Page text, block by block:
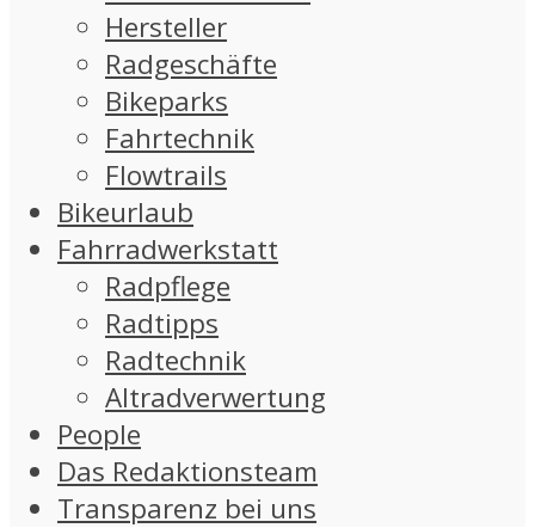
Hersteller
Radgeschäfte
Bikeparks
Fahrtechnik
Flowtrails
Bikeurlaub
Fahrradwerkstatt
Radpflege
Radtipps
Radtechnik
Altradverwertung
People
Das Redaktionsteam
Transparenz bei uns